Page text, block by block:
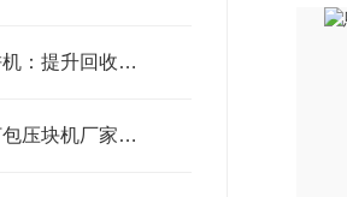
恩派特铁屑压饼机：提升回收价值，助力环保与经济效益
温州生产铝屑打包压块机厂家推荐：为何恩派特成为行业优选？